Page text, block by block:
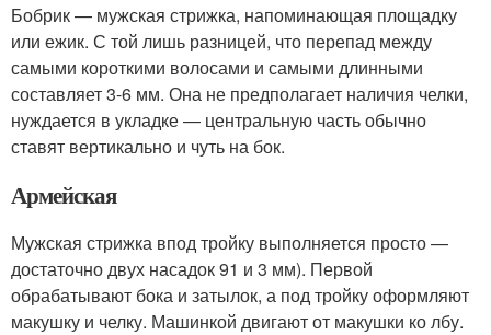
Бобрик — мужская стрижка, напоминающая площадку
или ежик. С той лишь разницей, что перепад между
самыми короткими волосами и самыми длинными
составляет 3-6 мм. Она не предполагает наличия челки,
нуждается в укладке — центральную часть обычно
ставят вертикально и чуть на бок.
Армейская
Мужская стрижка впод тройку выполняется просто —
достаточно двух насадок 91 и 3 мм). Первой
обрабатывают бока и затылок, а под тройку оформляют
макушку и челку. Машинкой двигают от макушки ко лбу.